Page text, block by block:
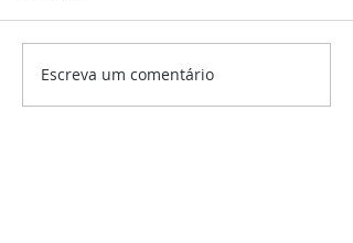
Escreva um comentário